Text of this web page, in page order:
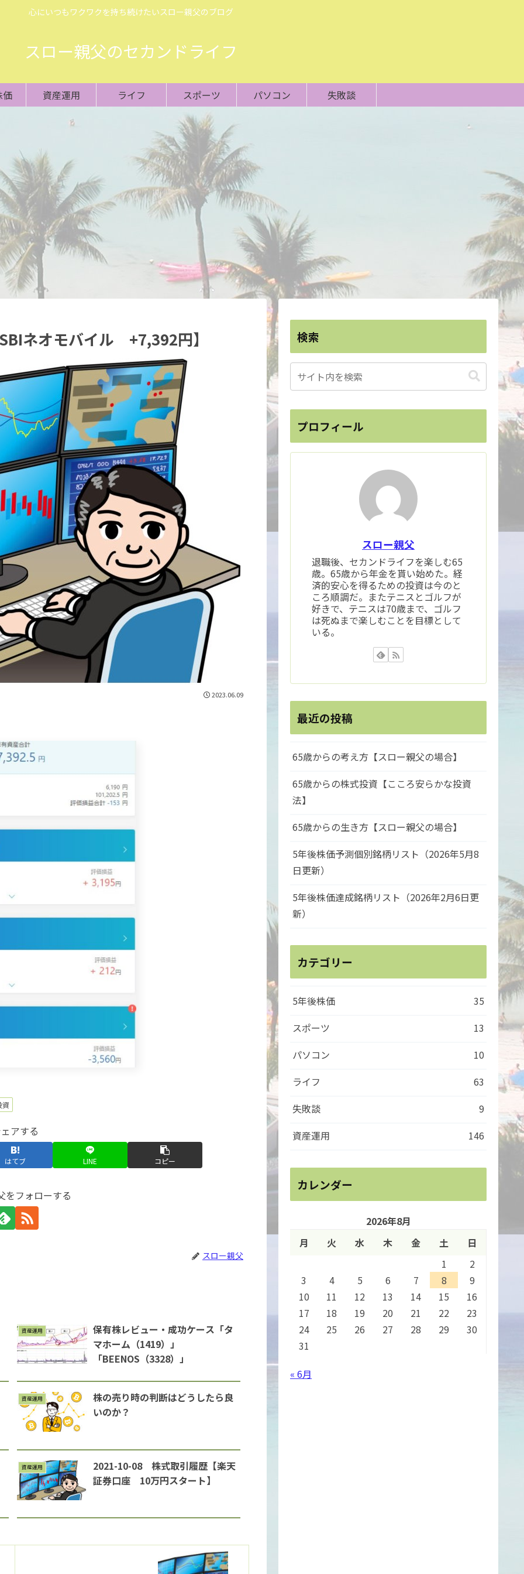
心にいつもワクワクを持ち続けたいスロー親父のブログ
スロー親父のセカンドライフ
価 資産運用 ライフ スポーツ パソコン 失敗談
ネオモバイル +7,392円】
2023.06.09
資
アする
はてブ LINE コピー
をフォローする
スロー親父
資産運用
保有株レビュー・成功ケース「タ
マホーム（1419）」
「BEENOS（3328）」
資産運用
株の売り時の判断はどうしたら良
いのか？
資産運用
2021-10-08 株式取引履歴【楽天
証券口座 10万円スタート】
検索
プロフィール
スロー親父
退職後、セカンドライフを楽しむ65
歳。65歳から年金を貰い始めた。経
済的安心を得るための投資は今のと
ころ順調だ。またテニスとゴルフが
好きで、テニスは70歳まで、ゴルフ
は死ぬまで楽しむことを目標として
いる。
最近の投稿
65歳からの考え方【スロー親父の場合】
65歳からの株式投資【こころ安らかな投資
法】
65歳からの生き方【スロー親父の場合】
5年後株価予測個別銘柄リスト（2026年5月8
日更新）
5年後株価達成銘柄リスト（2026年2月6日更
新）
カテゴリー
5年後株価
35
スポーツ
13
パソコン
10
ライフ
63
失敗談
9
資産運用
146
カレンダー
2026年8月
月
火 水 木 金 土
日
1
2
3
4 5 6 7 8
9
10
11 12 13 14 15
16
17
18 19 20 21 22
23
24
25 26 27 28 29
30
31
« 6月